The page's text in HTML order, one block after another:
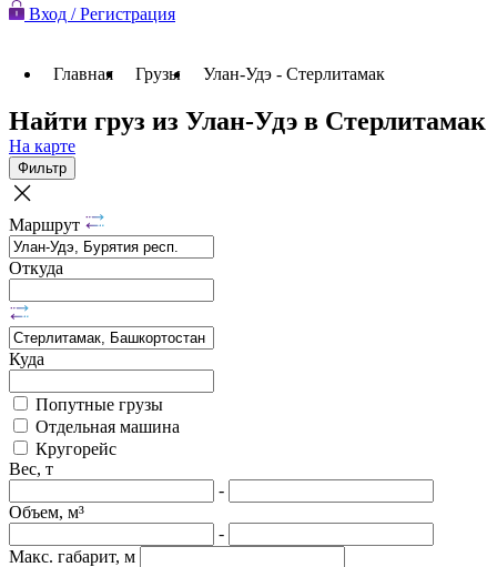
Вход / Регистрация
Главная Грузы Улан-Удэ - Стерлитамак
Найти груз из Улан-Удэ в Стерлитамак
На карте
Фильтр
Маршрут
Откуда
Куда
Попутные грузы
Отдельная машина
Кругорейс
Вес, т
-
Объем, м³
-
Макс. габарит, м